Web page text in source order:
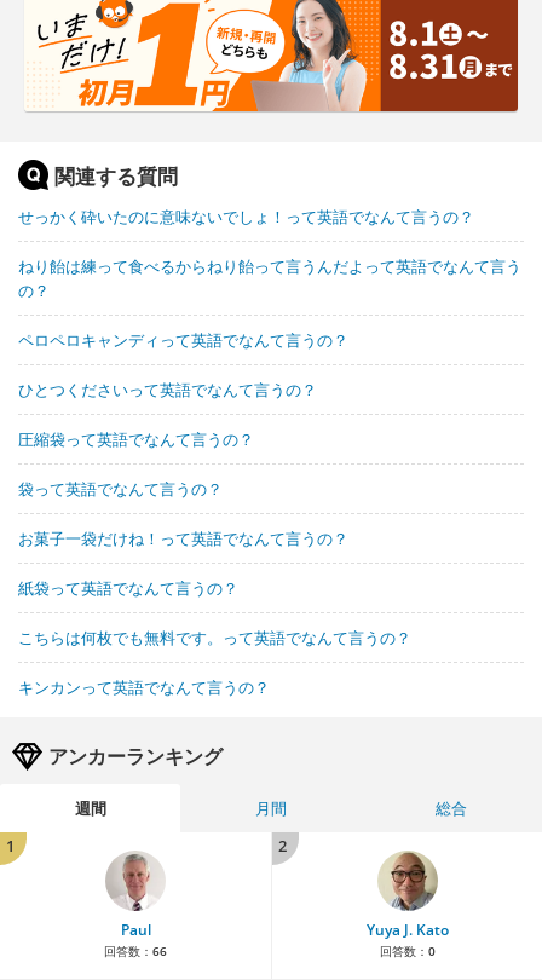
関連する質問
せっかく砕いたのに意味ないでしょ！って英語でなんて言うの？
ねり飴は練って食べるからねり飴って言うんだよって英語でなんて言う
の？
ペロペロキャンディって英語でなんて言うの？
ひとつくださいって英語でなんて言うの？
圧縮袋って英語でなんて言うの？
袋って英語でなんて言うの？
お菓子一袋だけね！って英語でなんて言うの？
紙袋って英語でなんて言うの？
こちらは何枚でも無料です。って英語でなんて言うの？
キンカンって英語でなんて言うの？
アンカーランキング
週間 月間
総合
1
Paul
回答数： 66
2
Yuya J. Kato
回答数： 0